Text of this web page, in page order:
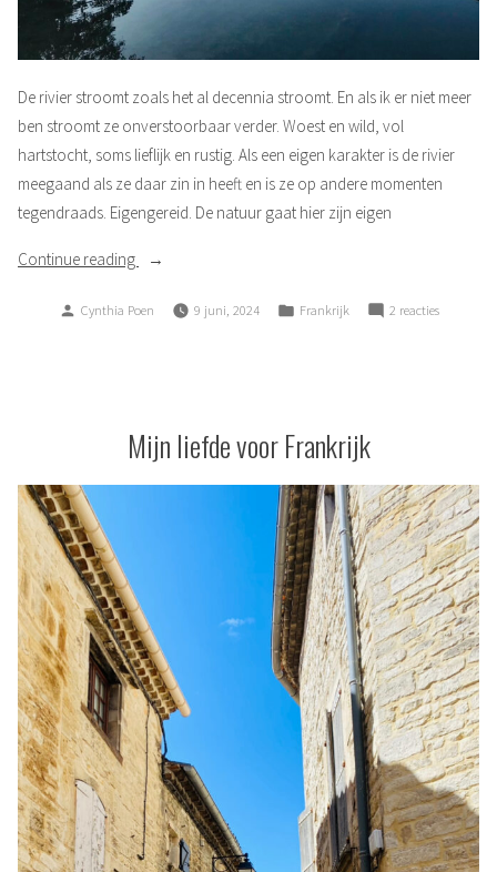
De rivier stroomt zoals het al decennia stroomt. En als ik er niet meer
ben stroomt ze onverstoorbaar verder. Woest en wild, vol
hartstocht, soms lieflijk en rustig. Als een eigen karakter is de rivier
meegaand als ze daar zin in heeft en is ze op andere momenten
tegendraads. Eigengereid. De natuur gaat hier zijn eigen
Continue reading “Stromen”
Posted
Cynthia Poen 9 juni, 2024
Posted
Frankrijk 2 reactiesop
Mijn liefde voor Frankrijk